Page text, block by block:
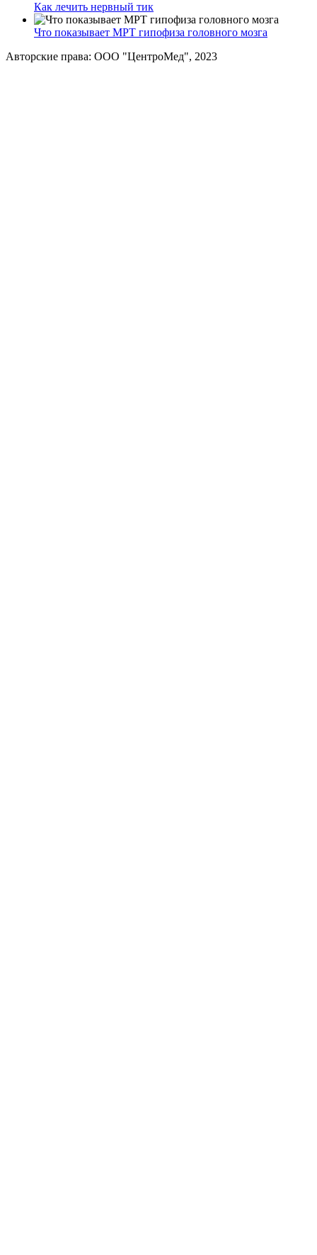
Как лечить нервный тик
Что показывает МРТ гипофиза головного мозга
Авторские права: ООО "ЦентроМед", 2023